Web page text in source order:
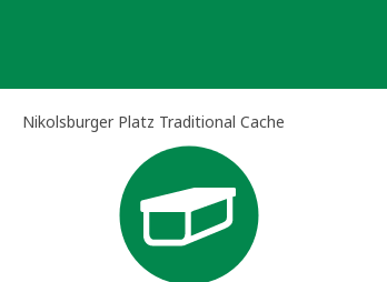
Nikolsburger Platz Traditional Cache